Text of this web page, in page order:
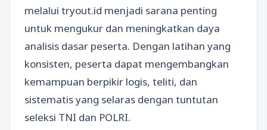
melalui tryout.id menjadi sarana penting
untuk mengukur dan meningkatkan daya
analisis dasar peserta. Dengan latihan yang
konsisten, peserta dapat mengembangkan
kemampuan berpikir logis, teliti, dan
sistematis yang selaras dengan tuntutan
seleksi TNI dan POLRI.